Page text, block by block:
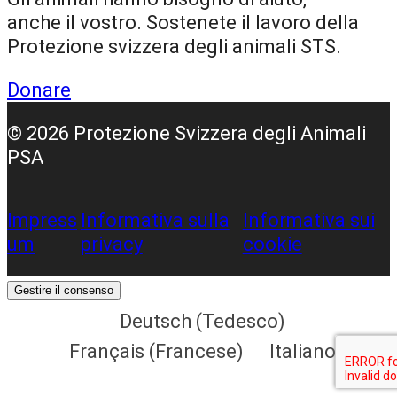
anche il vostro. Sostenete il lavoro della
Protezione svizzera degli animali STS.
Donare
© 2026 Protezione Svizzera degli Animali
PSA
Impress
um
Informativa sulla
privacy
Informativa sui
cookie
Gestire il consenso
Deutsch (Tedesco)
Français ( Francese) Italiano